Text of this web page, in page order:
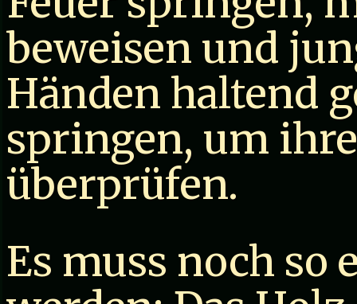
beweisen und
Händen haltend
springen, um
überprüfen.
Es muss noch so